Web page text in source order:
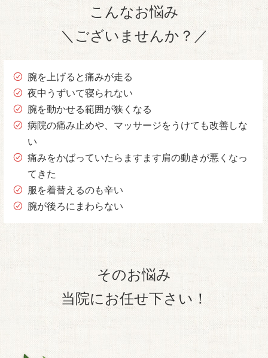
こんなお悩み
＼ございませんか？／
腕を上げると痛みが走る
夜中うずいて寝られない
腕を動かせる範囲が狭くなる
病院の痛み止めや、マッサージをうけても改善しな
い
痛みをかばっていたらますます肩の動きが悪くなっ
てきた
服を着替えるのも辛い
腕が後ろにまわらない
そのお悩み
当院にお任せ下さい！